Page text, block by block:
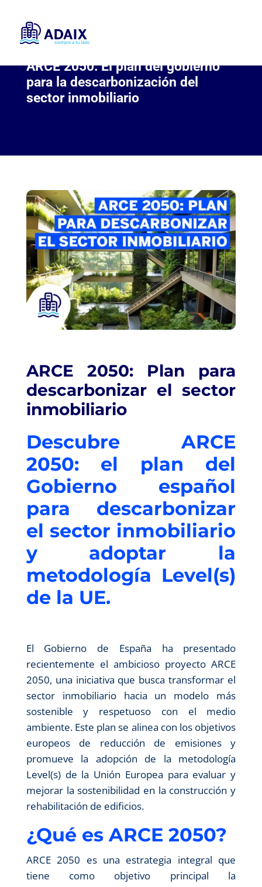
ARCE 2050: El plan del gobierno
para la descarbonización del
sector inmobiliario
ARCE 2050: Plan para
descarbonizar el sector
inmobiliario
Descubre ARCE
2050: el plan del
Gobierno español
para descarbonizar
el sector inmobiliario
y adoptar la
metodología Level(s)
de la UE.
El Gobierno de España ha presentado
recientemente el ambicioso proyecto ARCE
2050, una iniciativa que busca transformar el
sector inmobiliario hacia un modelo más
sostenible y respetuoso con el medio
ambiente. Este plan se alinea con los objetivos
europeos de reducción de emisiones y
promueve la adopción de la metodología
Level(s) de la Unión Europea para evaluar y
mejorar la sostenibilidad en la construcción y
rehabilitación de edificios.
¿Qué es ARCE 2050?
ARCE 2050 es una estrategia integral que
tiene como objetivo principal la